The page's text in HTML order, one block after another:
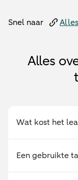
Snel naar
Alles
Wat kost het
Een gebruikte